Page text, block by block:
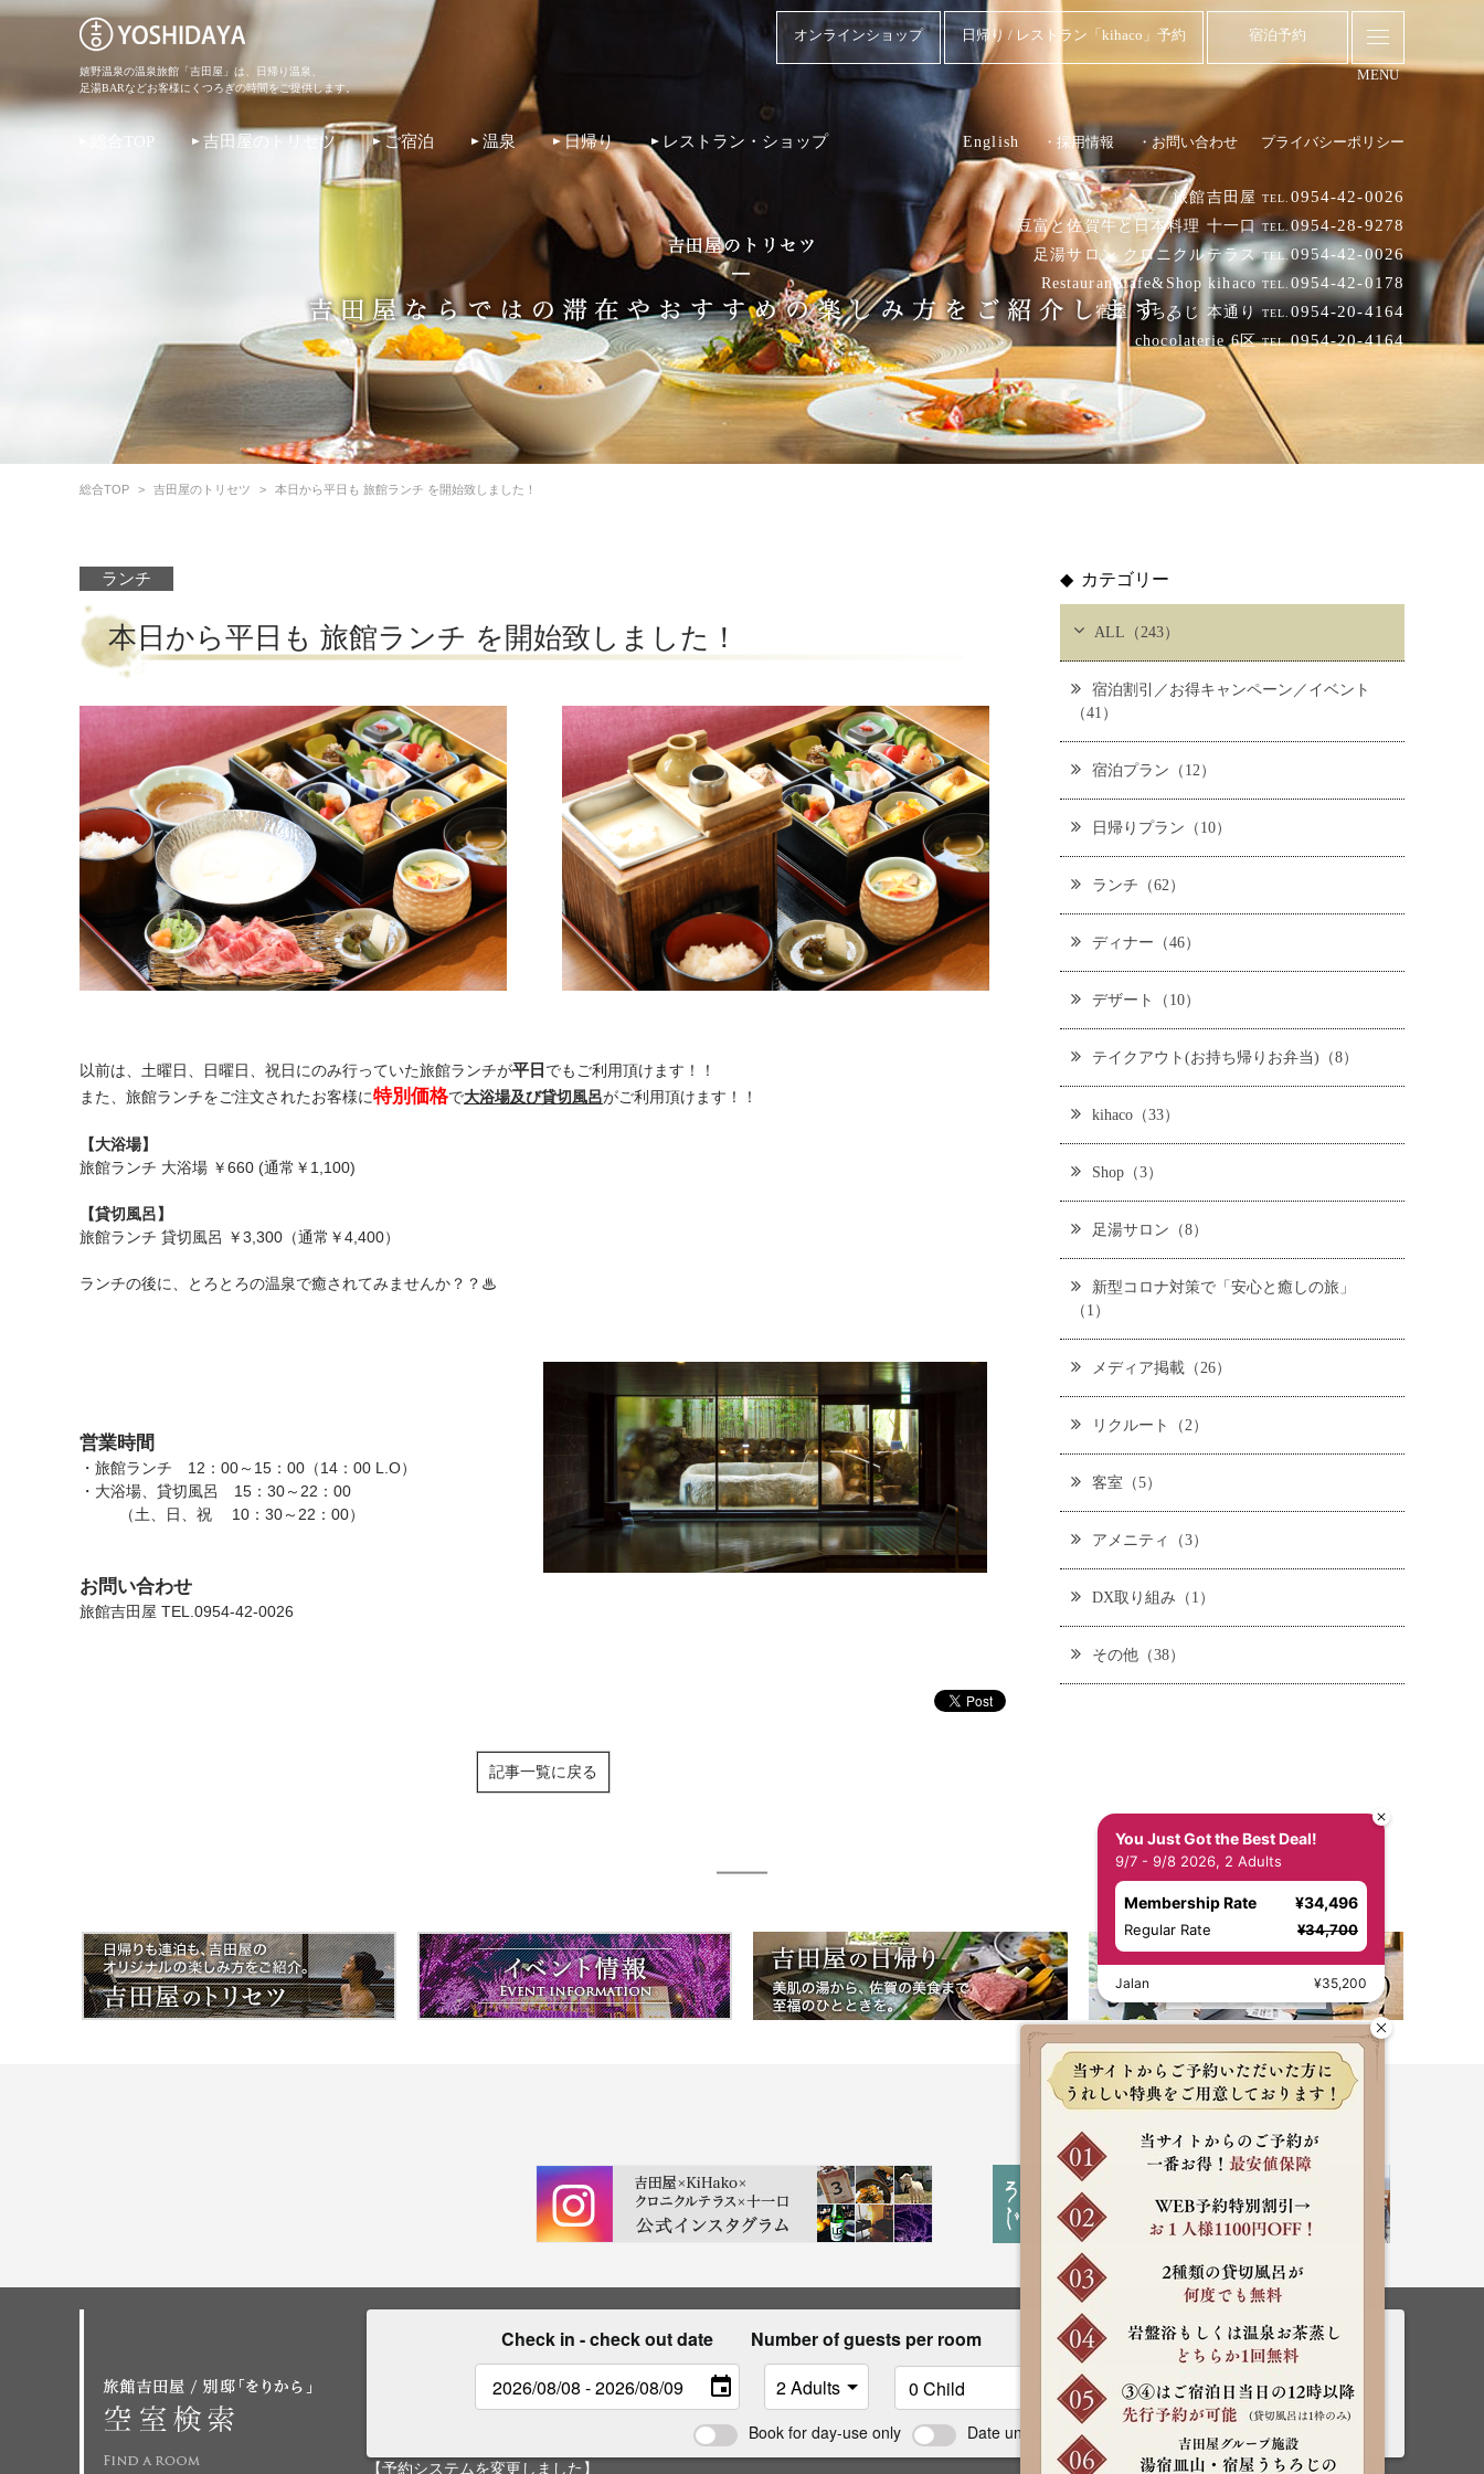
嬉野温泉の温泉旅館「吉田屋」は、日帰り温泉、
足湯BARなどお客様にくつろぎの時間をご提供します。
オンラインショップ 日帰り / レストラン「kihaco」予約 宿泊予約
MENU
旅館吉田屋TEL. 0954-42-0026
豆富と佐賀牛と日本料理 十一口TEL. 0954-28-9278
足湯サロン クロニクルテラスTEL.0954-42-0026
RestaurantCafe&Shop kihacoTEL. 0954-42-0178
宿屋 うちろじ 本通りTEL. 0954-20-4164
chocolaterie 6区TEL.0954-20-4164
総合TOP 吉田屋のトリセツ ご宿泊 温泉 日帰り レストラン・ショップ English ・採用情報 ・お問い合わせ プライバシーポリシー
総合TOP > 吉田屋のトリセツ > 本日から平日も 旅館ランチ を開始致しました！
ランチ
本日から平日も 旅館ランチ を開始致しました！
以前は、土曜日、日曜日、祝日にのみ行っていた旅館ランチが平日 でもご利用頂けます！！
また、旅館ランチをご注文されたお客様に特別価格で大浴場及び貸切風呂がご利用頂けます！！
【大浴場】
旅館ランチ 大浴場 ￥660 (通常￥1,100)
【貸切風呂】
旅館ランチ 貸切風呂 ￥3,300（通常￥4,400）
ランチの後に、とろとろの温泉で癒されてみませんか？？♨
営業時間
・旅館ランチ 12：00～15：00（14：00 L.O）
・大浴場、貸切風呂 15：30～22：00
（土、日、祝 10：30～22：00）
お問い合わせ
旅館吉田屋 TEL.0954-42-0026
記事一覧に戻る
カテゴリー
ALL（243）
宿泊割引／お得キャンペーン／イベント
（41）
宿泊プラン（12）
日帰りプラン（10）
ランチ（62）
ディナー（46）
デザート（10）
テイクアウト(お持ち帰りお弁当)（8）
kihaco（33）
Shop（3）
足湯サロン（8）
新型コロナ対策で「安心と癒しの旅」
（1）
メディア掲載（26）
リクルート（2）
客室（5）
アメニティ（3）
DX取り組み（1）
その他（38）
Check in - check out date Number of guests per room Rooms
Search
Book for day-use only Date undecided
【予約システムを変更しました】
You Just Got the Best Deal!
9/7 - 9/8 2026, 2 Adults
Membership Rate ¥34,496
Regular Rate ¥34,700
Jalan ¥35,200